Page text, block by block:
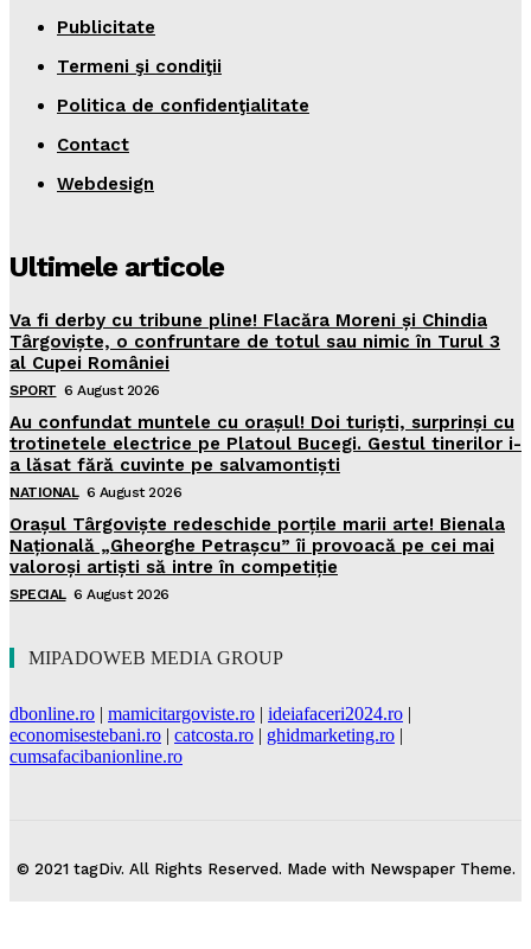
Publicitate
Termeni şi condiţii
Politica de confidenţialitate
Contact
Webdesign
Ultimele articole
Va fi derby cu tribune pline! Flacăra Moreni și Chindia
Târgoviște, o confruntare de totul sau nimic în Turul 3
al Cupei României
SPORT 6 August 2026
Au confundat muntele cu orașul! Doi turiști, surprinși cu
trotinetele electrice pe Platoul Bucegi. Gestul tinerilor i-
a lăsat fără cuvinte pe salvamontiști
NATIONAL 6 August 2026
Orașul Târgoviște redeschide porțile marii arte! Bienala
Națională „Gheorghe Petrașcu” îi provoacă pe cei mai
valoroși artiști să intre în competiție
SPECIAL 6 August 2026
MIPADOWEB MEDIA GROUP
dbonline.ro | mamicitargoviste.ro | ideiafaceri2024.ro |
economisestebani.ro | catcosta.ro | ghidmarketing.ro |
cumsafacibanionline.ro
© 2021 tagDiv. All Rights Reserved. Made with Newspaper Theme.